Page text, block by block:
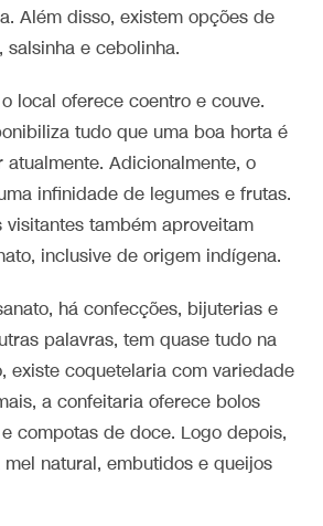
Além disso, existem opções de
salsinha e cebolinha.
local oferece coentro e couve.
tudo que uma boa horta é
Adicionalmente, o
infinidade de legumes e frutas.
também aproveitam
inclusive de origem indígena.
há confecções, bijuterias e
palavras, tem quase tudo na
existe coquetelaria com variedade
a confeitaria oferece bolos
compotas de doce. Logo depois,
natural, embutidos e queijos